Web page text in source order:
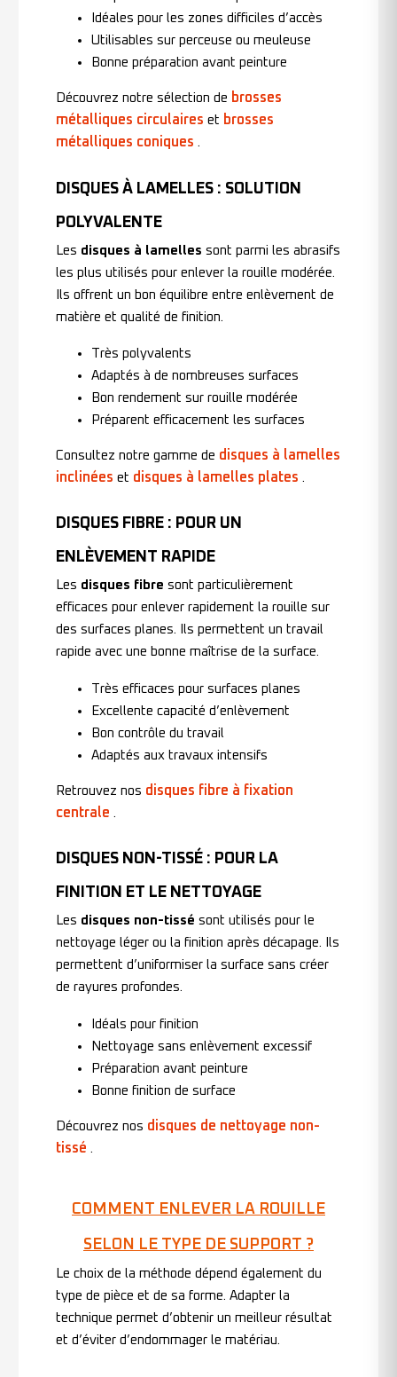
Idéales pour les zones difficiles d’accès
Utilisables sur perceuse ou meuleuse
Bonne préparation avant peinture
Découvrez notre sélection de brosses
métalliques circulaires et brosses
métalliques coniques .
DISQUES À LAMELLES : SOLUTION
POLYVALENTE
Les disques à lamelles sont parmi les abrasifs
les plus utilisés pour enlever la rouille modérée.
Ils offrent un bon équilibre entre enlèvement de
matière et qualité de finition.
Très polyvalents
Adaptés à de nombreuses surfaces
Bon rendement sur rouille modérée
Préparent efficacement les surfaces
Consultez notre gamme de disques à lamelles
inclinées et disques à lamelles plates .
DISQUES FIBRE : POUR UN
ENLÈVEMENT RAPIDE
Les disques fibre sont particulièrement
efficaces pour enlever rapidement la rouille sur
des surfaces planes. Ils permettent un travail
rapide avec une bonne maîtrise de la surface.
Très efficaces pour surfaces planes
Excellente capacité d’enlèvement
Bon contrôle du travail
Adaptés aux travaux intensifs
Retrouvez nos disques fibre à fixation
centrale
DISQUES NON-TISSÉ : POUR LA
FINITION ET LE NETTOYAGE
Les disques non-tissé sont utilisés pour le
nettoyage léger ou la finition après décapage. Ils
permettent d’uniformiser la surface sans créer
de rayures profondes.
Idéals pour finition
Nettoyage sans enlèvement excessif
Préparation avant peinture
Bonne finition de surface
Découvrez nos disques de nettoyage non-
tissé
COMMENT ENLEVER LA ROUILLE
SELON LE TYPE DE SUPPORT ?
Le choix de la méthode dépend également du
type de pièce et de sa forme. Adapter la
technique permet d’obtenir un meilleur résultat
et d’éviter d’endommager le matériau.